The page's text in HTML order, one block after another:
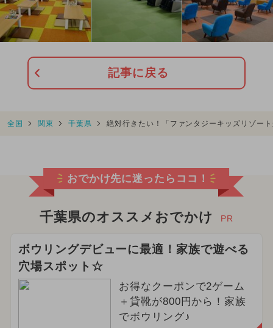
記事に戻る
全国 関東 千葉県 絶対行きたい！「ファンタジーキッズリゾー
おでかけ先に迷ったらココ！
千葉県のオススメおでかけ PR
ボウリングデビューに最適！家族で遊べる
穴場スポット☆
お得なクーポンで2ゲーム
＋貸靴が800円から！家族
でボウリング♪